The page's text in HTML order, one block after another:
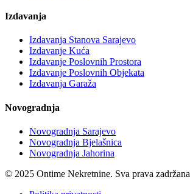
Izdavanja
Izdavanja Stanova Sarajevo
Izdavanje Kuća
Izdavanje Poslovnih Prostora
Izdavanje Poslovnih Objekata
Izdavanja Garaža
Novogradnja
Novogradnja Sarajevo
Novogradnja Bjelašnica
Novogradnja Jahorina
© 2025 Ontime Nekretnine. Sva prava zadržana